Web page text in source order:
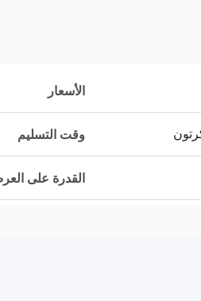
الأسعار
وقت التسليم
القدرة على